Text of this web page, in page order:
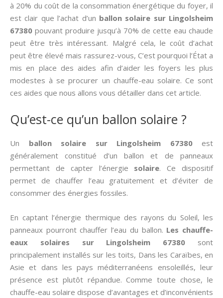
à 20% du coût de la consommation énergétique du foyer, il
est clair que l’achat d’un ballon solaire sur Lingolsheim
67380 pouvant produire jusqu’à 70% de cette eau chaude
peut être très intéressant. Malgré cela, le coût d’achat
peut être élevé mais rassurez-vous, C’est pourquoi l’État a
mis en place des aides afin d’aider les foyers les plus
modestes à se procurer un chauffe-eau solaire. Ce sont
ces aides que nous allons vous détailler dans cet article.
Qu’est-ce qu’un ballon solaire ?
Un ballon solaire sur Lingolsheim 67380est
généralement constitué d’un ballon et de panneaux
permettant de capter l’énergie solaire. Ce dispositif
permet de chauffer l’eau gratuitement et d’éviter de
consommer des énergies fossiles.
En captant l’énergie thermique des rayons du Soleil, les
panneaux pourront chauffer l’eau du ballon. Les chauffe-
eaux solaires sur Lingolsheim 67380 sont
principalement installés sur les toits, Dans les Caraïbes, en
Asie et dans les pays méditerranéens ensoleillés, leur
présence est plutôt répandue. Comme toute chose, le
chauffe-eau solaire dispose d’avantages et d’inconvénients